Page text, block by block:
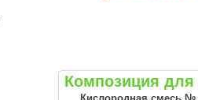
Композиция для